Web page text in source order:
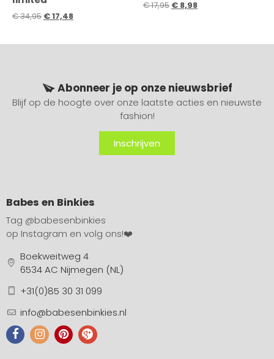
€34,95 €17,48
€17,95 € 8,98
Abonneer je op onze nieuwsbrief
Blijf op de hoogte over onze laatste acties en nieuwste
fashion!
Inschrijven
Babes en Binkies
Tag @babesenbinkies
op Instagram en volg ons!❤️
Boekweitweg 4
6534 AC Nijmegen (NL)
+31(0)85 30 31 099
info@babesenbinkies.nl